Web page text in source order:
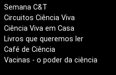
Semana C&T
Circuitos Ciência Viva
Ciência Viva em Casa
Livros que queremos ler
Café de Ciência
Vacinas - o poder da ciência